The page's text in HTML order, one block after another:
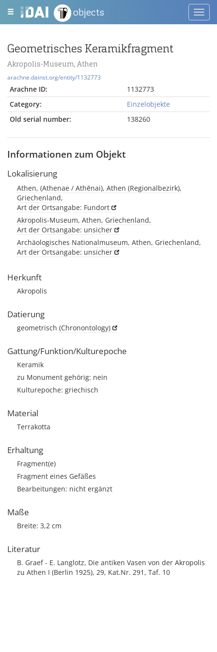
objects
Geometrisches Keramikfragment
Akropolis-Museum, Athen
arachne.dainst.org/entity/1132773
Arachne ID:
1132773
Category:
Einzelobjekte
Old serial number:
138260
Informationen zum Objekt
Lokalisierung
Athen, (Athenae / Athēnai), Athen (Regionalbezirk),
Griechenland,
Art der Ortsangabe: Fundort
Akropolis-Museum, Athen, Griechenland,
Art der Ortsangabe: unsicher
Archäologisches Nationalmuseum, Athen, Griechenland,
Art der Ortsangabe: unsicher
Herkunft
Akropolis
Datierung
geometrisch (Chronontology)
Gattung/Funktion/Kulturepoche
Keramik
zu Monument gehörig: nein
Kulturepoche: griechisch
Material
Terrakotta
Erhaltung
Fragment(e)
Fragment eines Gefäßes
Bearbeitungen: nicht ergänzt
Maße
Breite: 3,2 cm
Literatur
B. Graef - E. Langlotz, Die antiken Vasen von der Akropolis
zu Athen I (Berlin 1925), 29, Kat.Nr. 291, Taf. 10